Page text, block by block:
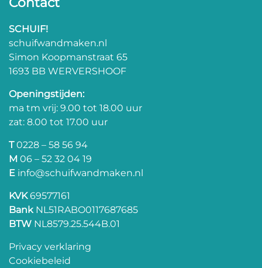
SCHUIF!
schuifwandmaken.nl
Simon Koopmanstraat 65
1693 BB WERVERSHOOF
Openingstijden:
ma tm vrij: 9.00 tot 18.00 uur
zat: 8.00 tot 17.00 uur
T0228 – 58 56 94
M 06 – 52 32 04 19
E info@schuifwandmaken.nl
KVK69577161
BankNL51RABO0117687685
BTW NL8579.25.544B.01
Privacy verklaring
Cookiebeleid